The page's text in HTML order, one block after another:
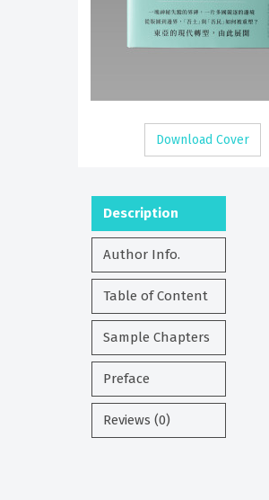
Download Cover
Description
Author Info.
Table of Content
Sample Chapters
Preface
Reviews (0)